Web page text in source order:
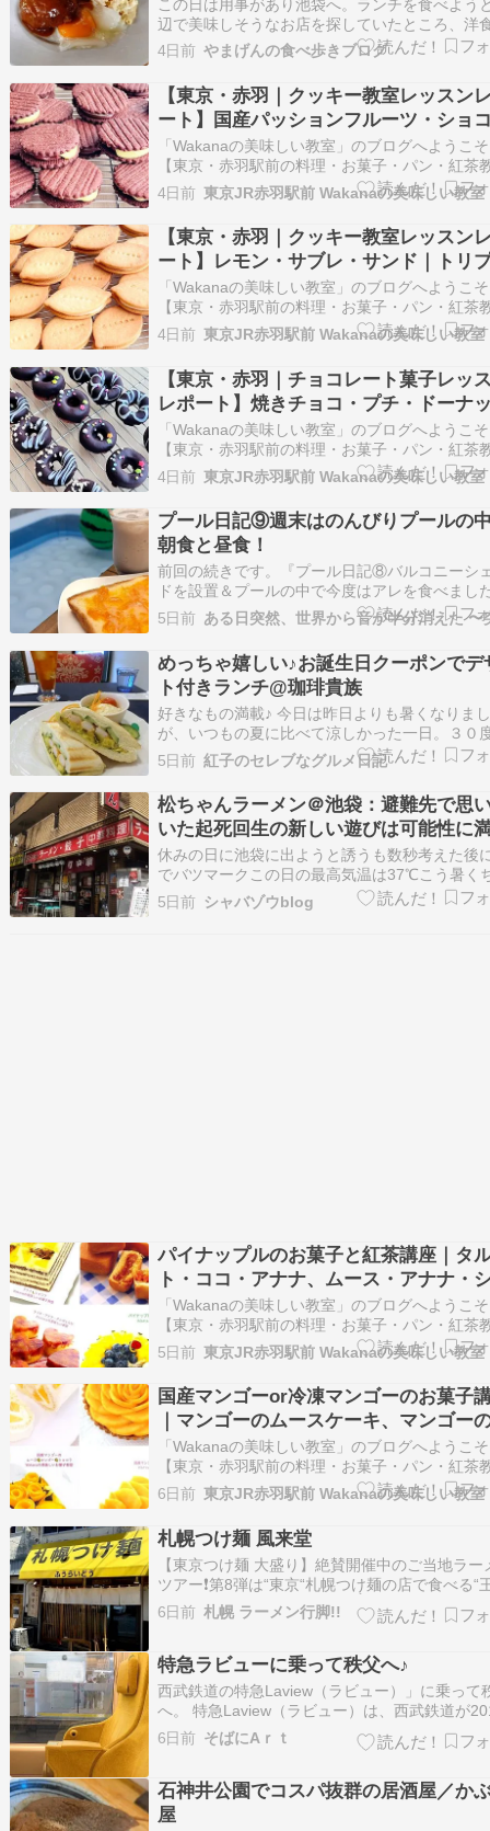
この日は用事があり池袋へ。ランチを食べよう
辺で美味しそうなお店を探していたところ、洋
「ウチョウテン」さん見つけて初訪問。 お店
駅東口から徒歩10分ほど。駅からはやや離れた
にある。 到着したのは12時過ぎ。店先には10
の行列ができており、人気ぶりがうか…
4日前 やまげんの食べ歩きブログ
【東京・赤羽｜クッキー教室レッスン
ート】国産パッションフルーツ・ショ
サンド｜トリプル
「Wakanaの美味しい教室」のブログへようこ
【東京・赤羽駅前の料理・お菓子・パン・紅茶
室】池袋9分、新宿14分、大宮15分、渋谷20分
京16分、浜松町24分好アクセス！ 【プライベ
ッスン専門】お菓子・料理・パン・紅茶のマン
マンレッスン♪親子やお友達との2…
4日前
【東京・赤羽｜クッキー教室レッスン
ート】レモン・サブレ・サンド｜トリ
レッスン
「Wakanaの美味しい教室」のブログへようこ
【東京・赤羽駅前の料理・お菓子・パン・紅茶
室】池袋9分、新宿14分、大宮15分、渋谷20分
京16分、浜松町24分好アクセス！ 【プライベ
ッスン専門】お菓子・料理・パン・紅茶のマン
マンレッスン♪親子やお友達との2…
4日前
【東京・赤羽｜チョコレート菓子レッ
レポート】焼きチョコ・プチ・ドーナ
｜トリプルレッスン
「Wakanaの美味しい教室」のブログへようこ
【東京・赤羽駅前の料理・お菓子・パン・紅茶
室】池袋9分、新宿14分、大宮15分、渋谷20分
京16分、浜松町24分好アクセス！ 【プライベ
ッスン専門】お菓子・料理・パン・紅茶のマン
マンレッスン♪親子やお友達との2…
4日前
プール日記⑨週末はのんびりプールの
朝食と昼食！
前回の続きです。『プール日記⑧バルコニーシ
ドを設置＆プールの中で今度はアレを食べまし
前回の続きです。『プールの話⑦オーロラライ
ナイトプールをパリピ仕様に！』前回の続きで
『プールの話⑥プールに入っていたら焼きそば
おいが……』前回の続…ameblo.jp昨晩もゲ…
5日前
めっちゃ嬉しい♪お誕生日クーポンでデ
ト付きランチ@珈琲貴族
好きなもの満載♪ 今日は昨日よりも暑くなりま
が、いつもの夏に比べて涼しかった一日。３０
こそこなのは有り難いです。もう酷暑日にはな
欲しくない、と願っても、またお盆のころには
てるんでしょうね・・・。 そんな中、気になる
ューがあったので、それを食べにお出掛け。向
5日前 紅子のセレブなグルメ日記
松ちゃんラーメン＠池袋：避難先で思
いた起死回生の新しい遊びは可能性に
てるぞと
休みの日に池袋に出ようと誘うも数秒考えた後
でバツマークこの日の最高気温は37℃こう暑く
ハニーも外に出たがらないわさて そんな日曜日
ロ池袋ホント言うとHulu-luのロミロミサーモン
5日前 シャバゾウblog
パイナップルのお菓子と紅茶講座｜タ
ト・ココ・アナナ、ムース・アナナ・
コラ、鳳梨酥他
「Wakanaの美味しい教室」のブログへようこ
【東京・赤羽駅前の料理・お菓子・パン・紅茶
室】池袋9分、新宿14分、大宮15分、渋谷20分
京16分、浜松町24分好アクセス！ 【プライベ
ッスン専門】お菓子・料理・パン・紅茶のマン
マンレッスン♪親子やお友達との2…
5日前
国産マンゴーor冷凍マンゴーのお菓子
｜マンゴーのムースケーキ、マンゴー
ルト、ロールケーキ
「Wakanaの美味しい教室」のブログへようこ
【東京・赤羽駅前の料理・お菓子・パン・紅茶
室】池袋9分、新宿14分、大宮15分、渋谷20分
京16分、浜松町24分好アクセス！ 【プライベ
ッスン専門】お菓子・料理・パン・紅茶のマン
マンレッスン♪親子やお友達との2…
6日前
札幌つけ麺 風来堂
【東京つけ麺 大盛り】絶賛開催中のご当地ラー
ツアー❗️第8弾は“東京“札幌つけ麺の店で食べる“
系“つけ麺❗️これは実に面白い☝️池袋の名店をリ
トした一杯❗️つけ麺の味付けの三大要素である甘
効いてます❗️もっちり…
6日前 札幌 ラーメン行脚!!
特急ラビューに乗って秩父へ♪
西武鉄道の特急Laview（ラビュー）」に乗って
へ。 特急Laview（ラビュー）は、西武鉄道が
に運行を開始した特急で、 池袋駅～西武秩父駅
る電車。 Laviewの名称は、 「L」 贅沢（
6日前 そばにAｒｔ
石神井公園でコスパ抜群の居酒屋／か
屋